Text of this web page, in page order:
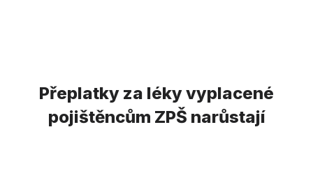
Přeplatky za léky vyplacené
pojištěncům ZPŠ narůstají